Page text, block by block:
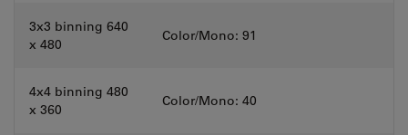
3x3 binning 640
x 480
Color/Mono: 91
4x4 binning 480
x 360
Color/Mono: 40